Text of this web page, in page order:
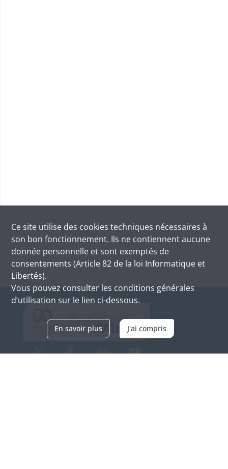
Ce site utilise des cookies techniques nécessaires à
son bon fonctionnement. Ils ne contiennent aucune
donnée personnelle et sont exemptés de
consentements (Article 82 de la loi Informatique et
Libertés).
Vous pouvez consulter les conditions générales
d’utilisation sur le lien ci-dessous.
En savoir plus J'ai compris